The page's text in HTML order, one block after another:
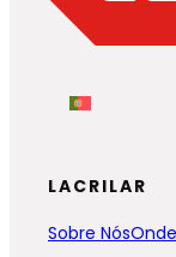
LACRILAR
Sobre Nós